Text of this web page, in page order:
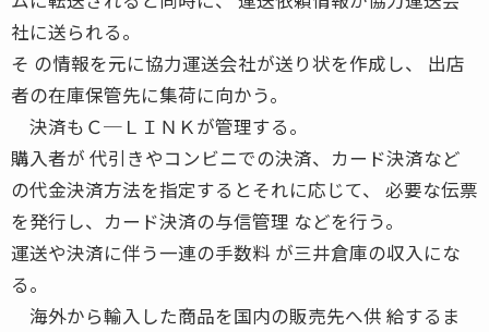
社に送られる。
そ の情報を元に協力運送会社が送り状を作成し、 出店
者の在庫保管先に集荷に向かう。
決済もＣ─ＬＩＮＫが管理する。
購入者が 代引きやコンビニでの決済、カード決済など
の代金決済方法を指定するとそれに応じて、 必要な伝票
を発行し、カード決済の与信管理 などを行う。
運送や決済に伴う一連の手数料 が三井倉庫の収入にな
る。
海外から輸入した商品を国内の販売先へ供 給するま